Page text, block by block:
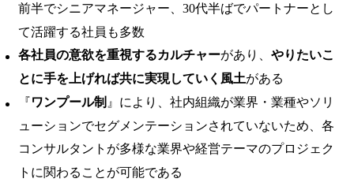
前半でシニアマネージャー、30代半ばでパートナーとし
て活躍する社員も多数
各社員の意欲を重視するカルチャーがあり、 やりたいこ
とに手を上げれば共に実現していく風土がある
『ワンプール制 』により、社内組織が業界・業種やソリ
ューションでセグメンテーションされていないため、各
コンサルタントが多様な業界や経営テーマのプロジェク
トに関わることが可能である